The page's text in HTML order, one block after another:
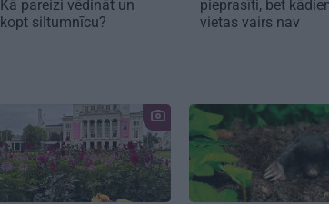
Kā pareizi vēdināt un
kopt siltumnīcu?
pieprasīti, bet
vietas vairs nav